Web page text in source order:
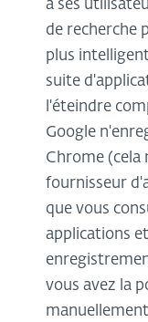
à ses
de recherche
plus
suite
l'éteindre
Google
Chrome (cela
fournisseur
que vous
applications
vous avez la